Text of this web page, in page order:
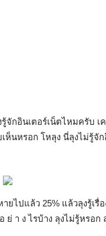
กอินเตอร์เน็ตไหมครับ เ
ห็นหรอก โหลุง นี่ลุงไม่รู้จัก
ยไปแล้ว 25% แล้วลุงรู้เรื่
า ง ไรบ้าง ลุงไม่รู้หรอก